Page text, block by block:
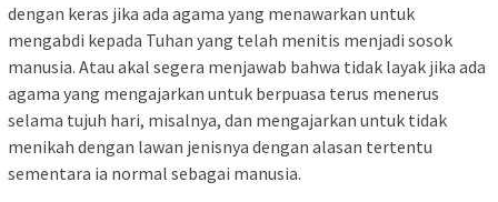
dengan keras jika ada agama yang menawarkan untuk
mengabdi kepada Tuhan yang telah menitis menjadi sosok
manusia. Atau akal segera menjawab bahwa tidak layak jika ada
agama yang mengajarkan untuk berpuasa terus menerus
selama tujuh hari, misalnya, dan mengajarkan untuk tidak
menikah dengan lawan jenisnya dengan alasan tertentu
sementara ia normal sebagai manusia.